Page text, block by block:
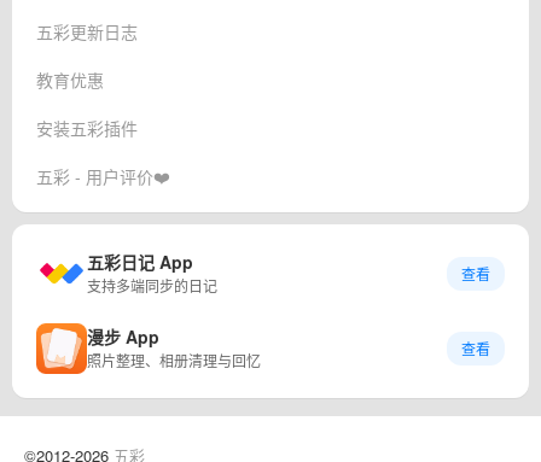
五彩更新日志
教育优惠
安装五彩插件
五彩 - 用户评价❤️
五彩日记 App
支持多端同步的日记
查看
漫步 App
照片整理、相册清理与回忆
查看
©2012-2026 五彩